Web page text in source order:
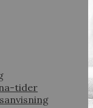
tider